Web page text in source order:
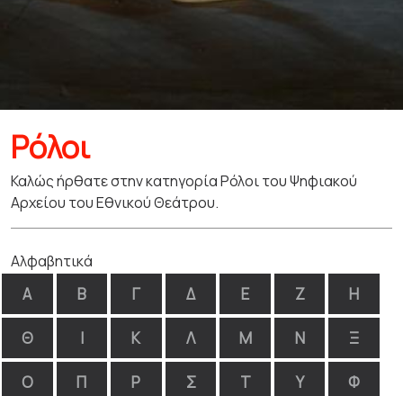
Ρόλοι
Καλώς ήρθατε στην κατηγορία Ρόλοι του Ψηφιακού
Αρχείου του Εθνικού Θεάτρου.
Αλφαβητικά
Α Β Γ Δ Ε Ζ Η
Θ Ι Κ Λ Μ Ν Ξ
Ο Π Ρ Σ Τ Υ Φ